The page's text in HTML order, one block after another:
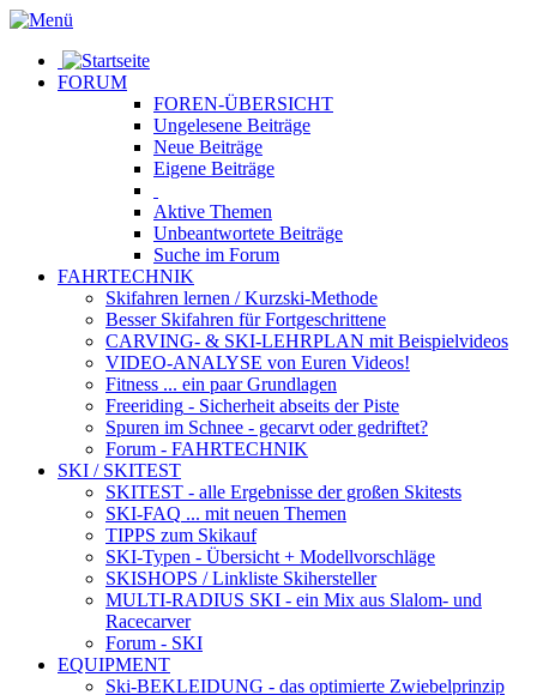
FORUM
FOREN-ÜBERSICHT
Ungelesene Beiträge
Neue Beiträge
Eigene Beiträge
Aktive Themen
Unbeantwortete Beiträge
Suche im Forum
FAHRTECHNIK
Skifahren lernen / Kurzski-Methode
Besser Skifahren für Fortgeschrittene
CARVING- & SKI-LEHRPLAN mit Beispielvideos
VIDEO-ANALYSE von Euren Videos!
Fitness ... ein paar Grundlagen
Freeriding - Sicherheit abseits der Piste
Spuren im Schnee - gecarvt oder gedriftet?
Forum - FAHRTECHNIK
SKI / SKITEST
SKITEST - alle Ergebnisse der großen Skitests
SKI-FAQ ... mit neuen Themen
TIPPS zum Skikauf
SKI-Typen - Übersicht + Modellvorschläge
SKISHOPS / Linkliste Skihersteller
MULTI-RADIUS SKI - ein Mix aus Slalom- und
Racecarver
Forum - SKI
EQUIPMENT
Ski-BEKLEIDUNG - das optimierte Zwiebelprinzip